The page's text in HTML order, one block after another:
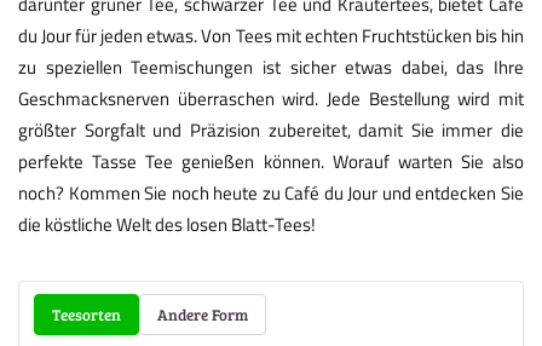
du Jour für jeden etwas. Von Tees mit echten Fruchtstücken bis hin
zu speziellen Teemischungen ist sicher etwas dabei, das Ihre
Geschmacksnerven überraschen wird. Jede Bestellung wird mit
größter Sorgfalt und Präzision zubereitet, damit Sie immer die
perfekte Tasse Tee genießen können. Worauf warten Sie also
noch? Kommen Sie noch heute zu Café du Jour und entdecken Sie
die köstliche Welt des losen Blatt-Tees!
Teesorten Andere Form